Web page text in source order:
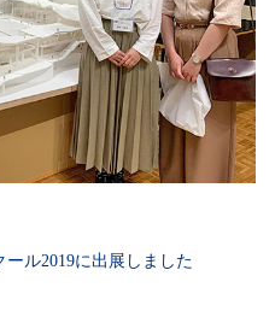
ル2019に出展しました